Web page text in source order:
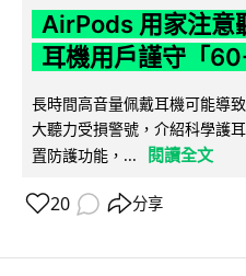
AirPods 用家注意
耳機用戶謹守「
長時間高音量佩戴耳機可能導
大聽力受損警號，介紹科學護
置防護功能，...
閱讀全文
20 分享